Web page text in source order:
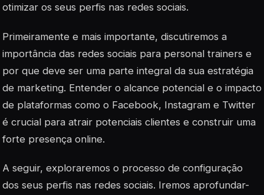
otimizar os seus perfis nas redes sociais.
Primeiramente e mais importante, discutiremos a
importância das redes sociais para personal trainers e
por que deve ser uma parte integral da sua estratégia
de marketing. Entender o alcance potencial e o impacto
de plataformas como o Facebook, Instagram e Twitter
é crucial para atrair potenciais clientes e construir uma
forte presença online.
A seguir, exploraremos o processo de configuração
dos seus perfis nas redes sociais. Iremos aprofundar-